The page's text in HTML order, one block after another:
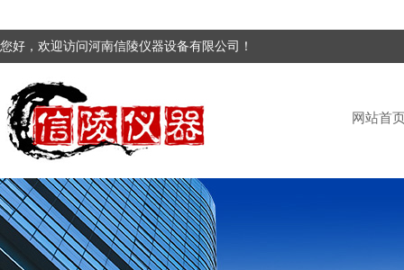
您好，欢迎访问河南信陵仪器设备有限公司！
网站首